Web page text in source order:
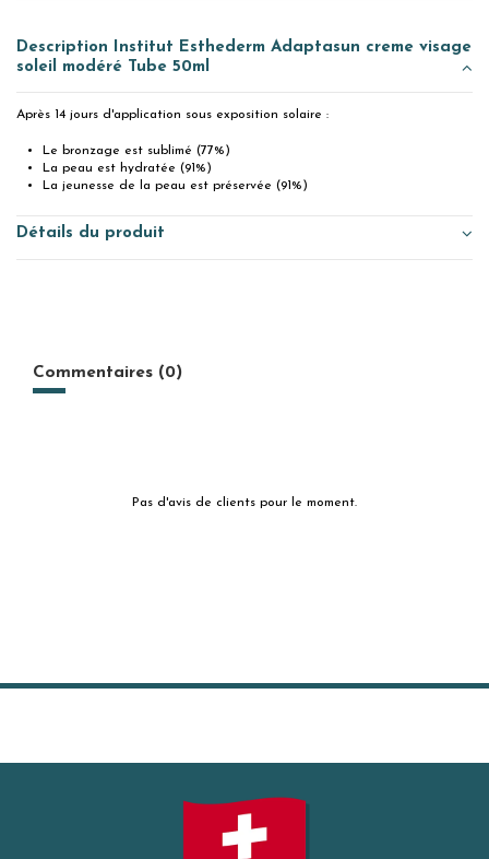
Description Institut Esthederm Adaptasun creme visage
soleil modéré Tube 50ml
Après 14 jours d'application sous exposition solaire :
Le bronzage est sublimé (77%)
La peau est hydratée (91%)
La jeunesse de la peau est préservée (91%)
Détails du produit
Commentaires (0)
Pas d'avis de clients pour le moment.